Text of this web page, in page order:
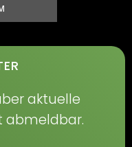
aktuelle
abmeldbar.